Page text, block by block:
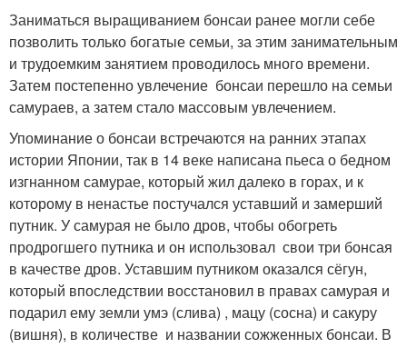
Заниматься выращиванием бонсаи ранее могли себе
позволить только богатые семьи, за этим занимательным
и трудоемким занятием проводилось много времени.
Затем постепенно увлечение бонсаи перешло на семьи
самураев, а затем стало массовым увлечением.
Упоминание о бонсаи встречаются на ранних этапах
истории Японии, так в 14 веке написана пьеса о бедном
изгнанном самурае, который жил далеко в горах, и к
которому в ненастье постучался уставший и замерший
путник. У самурая не было дров, чтобы обогреть
продрогшего путника и он использовал свои три бонсая
в качестве дров. Уставшим путником оказался сёгун,
который впоследствии восстановил в правах самурая и
подарил ему земли умэ (слива) , мацу (сосна) и сакуру
(вишня), в количестве и названии сожженных бонсаи. В